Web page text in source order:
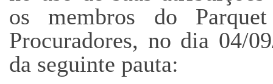
os membros do
Procuradores, no dia 04/
da seguinte pauta: